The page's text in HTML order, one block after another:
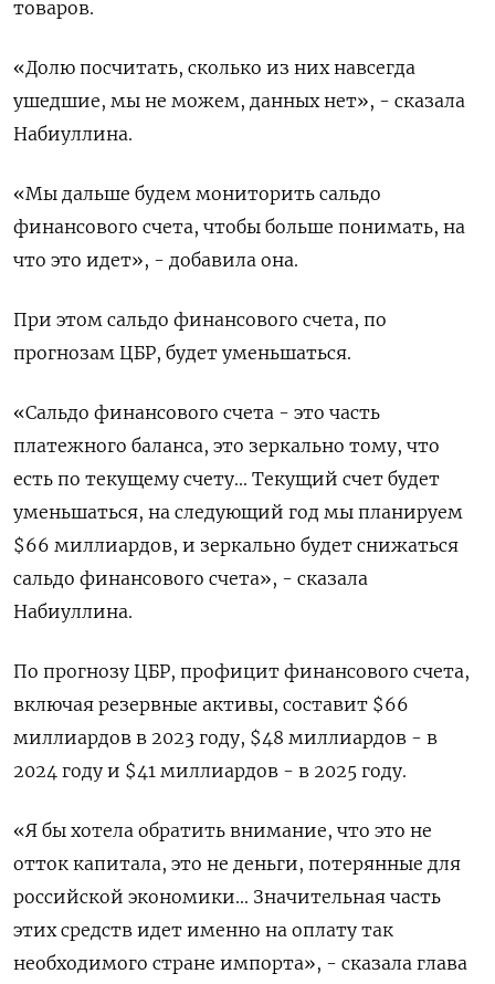
товаров.
«Долю посчитать, сколько из них навсегда
ушедшие, мы не можем, данных нет», - сказала
Набиуллина.
«Мы дальше будем мониторить сальдо
финансового счета, чтобы больше понимать, на
что это идет», - добавила она.
При этом сальдо финансового счета, по
прогнозам ЦБР, будет уменьшаться.
«Сальдо финансового счета - это часть
платежного баланса, это зеркально тому, что
есть по текущему счету... Текущий счет будет
уменьшаться, на следующий год мы планируем
$66 миллиардов, и зеркально будет снижаться
сальдо финансового счета», - сказала
Набиуллина.
По прогнозу ЦБР, профицит финансового счета,
включая резервные активы, составит $66
миллиардов в 2023 году, $48 миллиардов - в
2024 году и $41 миллиардов - в 2025 году.
«Я бы хотела обратить внимание, что это не
отток капитала, это не деньги, потерянные для
российской экономики... Значительная часть
этих средств идет именно на оплату так
необходимого стране импорта», - сказала глава